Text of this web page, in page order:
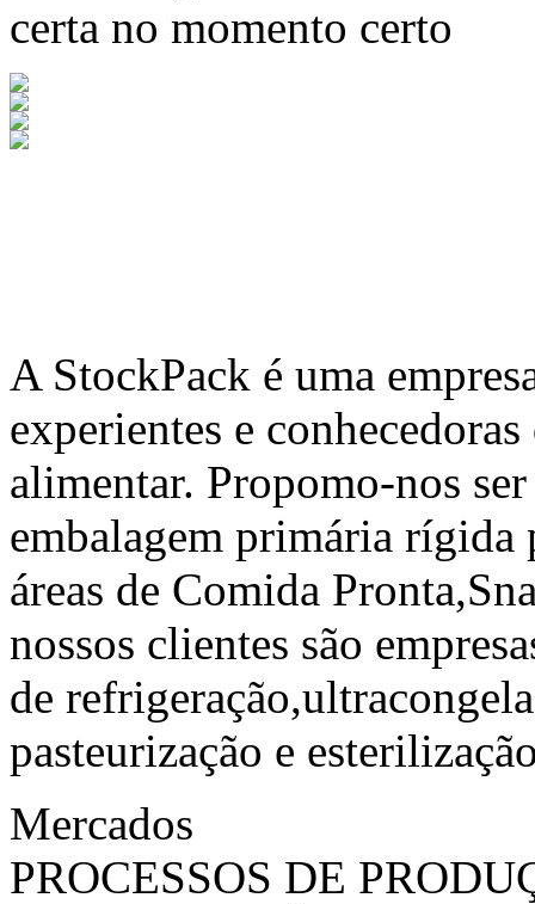
certa no momento certo
A StockPack é uma
experientes e
alimentar. Propomo-nos
embalagem primária rígida
áreas de Comida
nossos clientes são
de
pasteurização e
Mercados
PROCESSOS DE